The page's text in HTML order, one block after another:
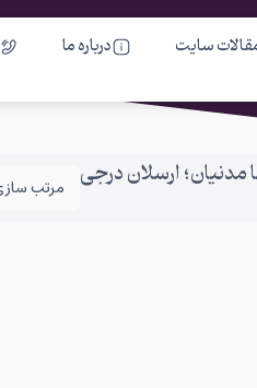
سایت درباره ما
ارسلان درجی